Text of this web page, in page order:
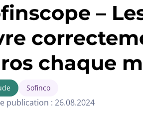
–
chaque
Sofinco
publication : 26.08.2024